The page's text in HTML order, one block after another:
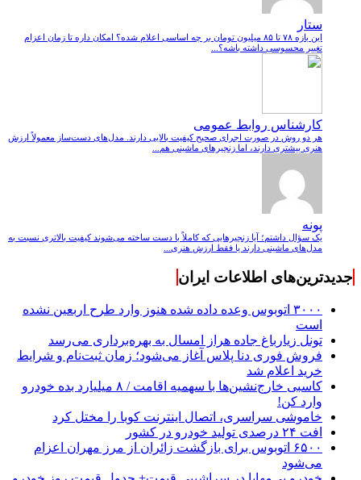
ستار
این بازه ۷۸ تا ۸۵ میلیون تومان بر چه اساسی اعلام شده؟ امکان داره تا زمان اعزام
تغییر محسوسی داشته باشه؟...
کارشناس روابط عمومی
هر دو روش در صورت اجرای صحیح کیفیت بالایی دارند. مدل‌های دست‌ساز معمولاً ارزش
هنری بیشتری دارند، اما زنجیرهای ماشینی هم...
پونه
یک سؤال داشتم؛ آیا زنجیرهایی که کاملاً با دست ساخته می‌شوند کیفیت بالاتری نسبت به
مدل‌های ماشینی دارند یا فقط ارزش هنری...
جدیدترین‌های اطلاعات ایران
۳۰۰۰ اتوبوس وعده داده شده هنوز وارد طرح اربعین نشده
است
تونل زیارباغ جاده هراز امسال به بهره‌برداری می‌رسد
فروش فوری دنا پلاس آغاز می‌شود؛ زمان ثبت‌نام و شرایط
خرید اعلام شد
کاسبی خارج‌نشین‌ها با سهمیه اقامت / ۸ میلیارد بده خودرو
وارد کن!
خاموشی سراسری، اتصال اینترنت کوبا را مختل کرد
افت ۲۴ درصدی تولید خودرو در کشور
۶۵۰۰ اتوبوس برای بازگشت زائران از مرز مهران اعزام
می‌شود